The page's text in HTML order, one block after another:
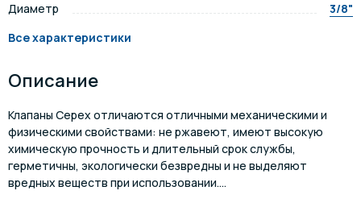
Диаметр
3/8"
Все характеристики
Описание
Клапаны Cepex отличаются отличными механическими и
физическими свойствами: не ржавеют, имеют высокую
химическую прочность и длительный срок службы,
герметичны, экологически безвредны и не выделяют
вредных веществ при использовании....